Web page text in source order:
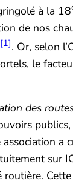
à la 18
de nos
[1]. Or, selon
le
des
a
sur